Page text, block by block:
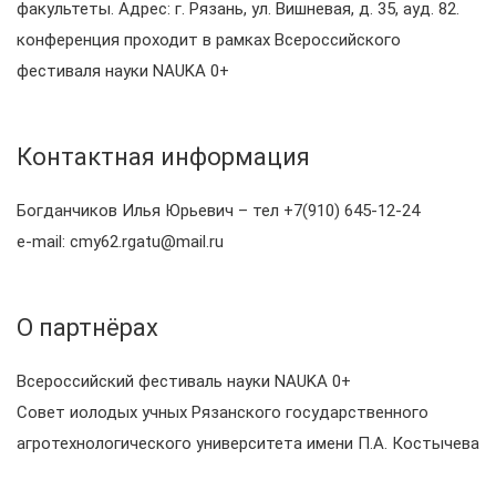
факультеты. Адрес: г. Рязань, ул. Вишневая, д. 35, ауд. 82.
конференция проходит в рамках Всероссийского
фестиваля науки NAUKA 0+
Контактная информация
Богданчиков Илья Юрьевич – тел +7(910) 645-12-24
e-mail: cmy62.rgatu@mail.ru
О партнёрах
Всероссийский фестиваль науки NAUKA 0+
Совет иолодых учных Рязанского государственного
агротехнологического университета имени П.А. Костычева